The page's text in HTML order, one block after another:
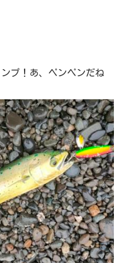
プ！あ、ペンペンだね